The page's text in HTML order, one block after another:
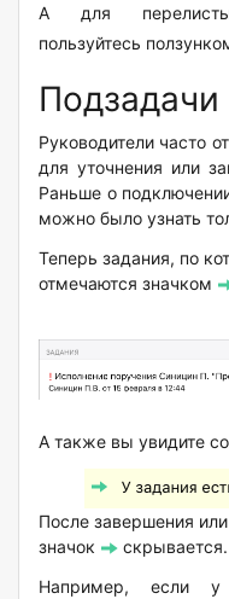
А для
пользуйтесь
Подзадачи
Руководители часто
для уточнения или
Раньше о
можно было узнать
Теперь задания, по
отмечаются значком
А также вы увидите
После завершения
значок
скрывается.
Например, если